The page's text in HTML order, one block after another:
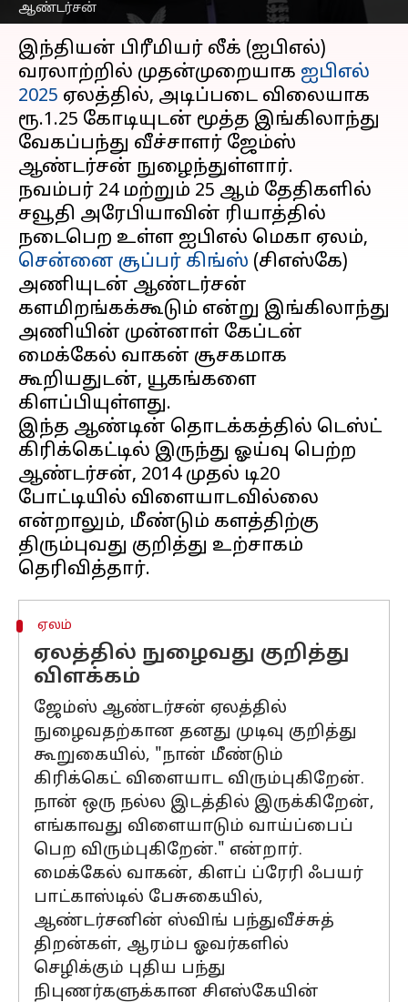
ஆண்டர்சன்
செய்தி முன்னோட்டம்
இந்தியன் பிரீமியர் லீக் (ஐபிஎல்)
வரலாற்றில் முதன்முறையாக ஐபிஎல்
2025 ஏலத்தில், அடிப்படை விலையாக
ரூ.1.25 கோடியுடன் மூத்த இங்கிலாந்து
வேகப்பந்து வீச்சாளர் ஜேம்ஸ்
ஆண்டர்சன் நுழைந்துள்ளார்.
நவம்பர் 24 மற்றும் 25 ஆம் தேதிகளில்
சவூதி அரேபியாவின் ரியாத்தில்
நடைபெற உள்ள ஐபிஎல் மெகா ஏலம்,
சென்னை சூப்பர் கிங்ஸ் (சிஎஸ்கே)
அணியுடன் ஆண்டர்சன்
களமிறங்கக்கூடும் என்று இங்கிலாந்து
அணியின் முன்னாள் கேப்டன்
மைக்கேல் வாகன் சூசகமாக
கூறியதுடன், யூகங்களை
கிளப்பியுள்ளது.
இந்த ஆண்டின் தொடக்கத்தில் டெஸ்ட்
கிரிக்கெட்டில் இருந்து ஓய்வு பெற்ற
ஆண்டர்சன், 2014 முதல் டி20
போட்டியில் விளையாடவில்லை
என்றாலும், மீண்டும் களத்திற்கு
திரும்புவது குறித்து உற்சாகம்
ஏலம்
ஏலத்தில் நுழைவது குறித்து
விளக்கம்
ஜேம்ஸ் ஆண்டர்சன் ஏலத்தில்
நுழைவதற்கான தனது முடிவு குறித்து
கூறுகையில், "நான் மீண்டும்
கிரிக்கெட் விளையாட விரும்புகிறேன்.
நான் ஒரு நல்ல இடத்தில் இருக்கிறேன்,
எங்காவது விளையாடும் வாய்ப்பைப்
பெற விரும்புகிறேன்." என்றார்.
மைக்கேல் வாகன், கிளப் ப்ரேரி ஃபயர்
பாட்காஸ்டில் பேசுகையில்,
ஆண்டர்சனின் ஸ்விங் பந்துவீச்சுத்
திறன்கள், ஆரம்ப ஓவர்களில்
செழிக்கும் புதிய பந்து
நிபுணர்களுக்கான சிஎஸ்கேயின்